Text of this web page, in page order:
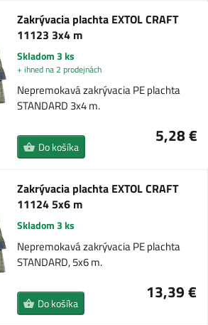
Zakrývacia plachta EXTOL CRAFT
11123 3x4 m
Skladom 3 ks
+ ihned na 2 prodejnách
Nepremokavá zakrývacia PE plachta
STANDARD 3x4 m.
5,28 €
Do košíka
Zakrývacia plachta EXTOL CRAFT
11124 5x6 m
Skladom 3 ks
Nepremokavá zakrývacia PE plachta
STANDARD, 5x6 m.
13,39 €
Do košíka